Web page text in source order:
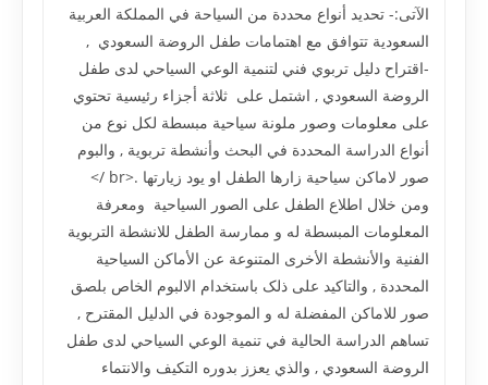
الآتى:- تحديد أنواع محددة من السياحة في المملکة العربية
السعودية تتوافق مع اهتمامات طفل الروضة السعودي ,
-اقتراح دليل تربوي فني لتنمية الوعي السياحي لدى طفل
الروضة السعودي , اشتمل على ثلاثة أجزاء رئيسية تحتوي
على معلومات وصور ملونة سياحية مبسطة لکل نوع من
أنواع الدراسة المحددة في البحث وأنشطة تربوية , والبوم
صور لاماکن سياحية زارها الطفل او يود زيارتها .<br />
ومن خلال اطلاع الطفل على الصور السياحية ومعرفة
المعلومات المبسطة له و ممارسة الطفل للانشطة التربوية
الفنية والأنشطة الأخرى المتنوعة عن الأماکن السياحية
المحددة , والتاکيد على ذلک باستخدام الالبوم الخاص بلصق
صور للاماکن المفضلة له و الموجودة في الدليل المقترح ,
تساهم الدراسة الحالية في تنمية الوعي السياحي لدى طفل
الروضة السعودي , والذي يعزز بدوره التکيف والانتماء